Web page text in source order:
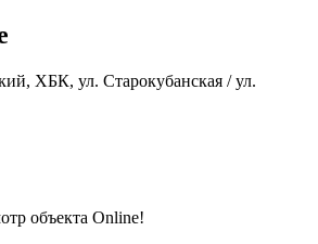
ХБК, ул. Старокубанская / ул.
объекта Online!